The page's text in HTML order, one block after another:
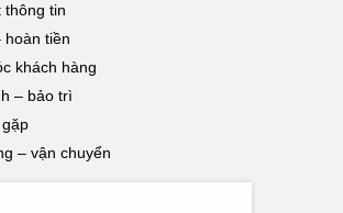
thông tin
hoàn tiền
khách hàng
– bảo trì
– vận chuyển